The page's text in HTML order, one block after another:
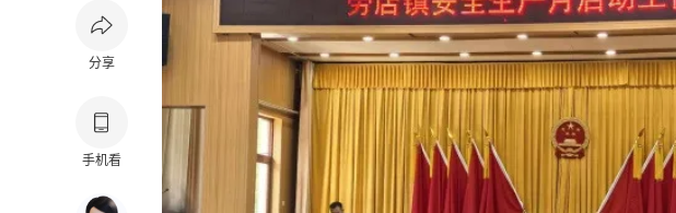
分享
手机看